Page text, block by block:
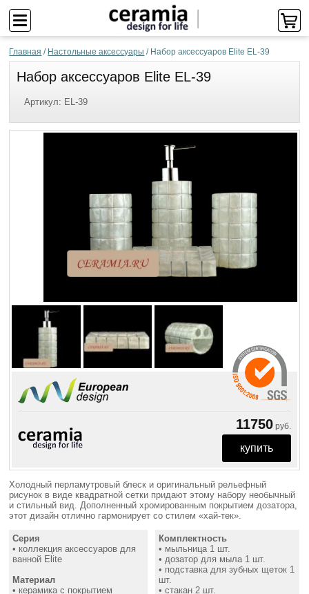
Главная / Настольные аксессуары / Набор аксессуаров Elite EL-39
Набор аксессуаров Elite EL-39
Артикул: EL-39
11750 руб.
Холодный перламутровый блеск и оригинальный рельефный
рисунок в виде квадратной сетки придают этому набору необычный
и стильный вид. Дополненный хромированным покрытием дозатора,
этот дизайн отлично гармонирует со стилем «хай-тек».
Серия
• коллекция аксессуаров для
ванной Elite
Материал
• керамика с покрытием
Комплектность
• мыльница 1 шт.
• дозатор для мыла 1 шт.
• подставка для зубных щеток 1
шт.
• стакан 2 шт.